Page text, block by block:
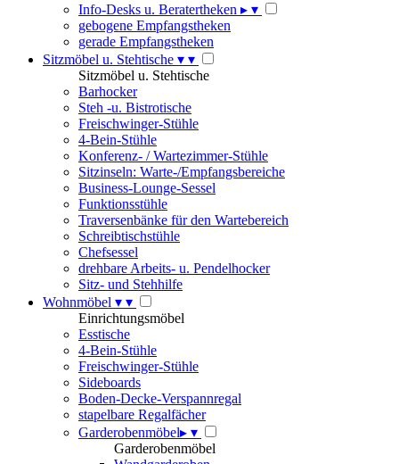
Info-Desks u. Beratertheken ▸ ▾
gebogene Empfangstheken
gerade Empfangstheken
Sitzmöbel u. Stehtische ▾ ▾
Sitzmöbel u. Stehtische
Barhocker
Steh -u. Bistrotische
Freischwinger-Stühle
4-Bein-Stühle
Konferenz- / Wartezimmer-Stühle
Sitzinseln: Warte-/Empfangsbereiche
Business-Lounge-Sessel
Funktionsstühle
Traversenbänke für den Wartebereich
Schreibtischstühle
Chefsessel
drehbare Arbeits- u. Pendelhocker
Sitz- und Stehhilfe
Wohnmöbel ▾ ▾
Einrichtungsmöbel
Esstische
4-Bein-Stühle
Freischwinger-Stühle
Sideboards
Boden-Decke-Verspannregal
stapelbare Regalfächer
Garderobenmöbel▸ ▾
Garderobenmöbel